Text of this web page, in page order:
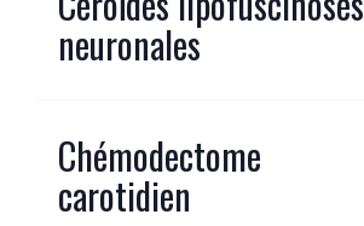
neuronales
Chémodectome
carotidien